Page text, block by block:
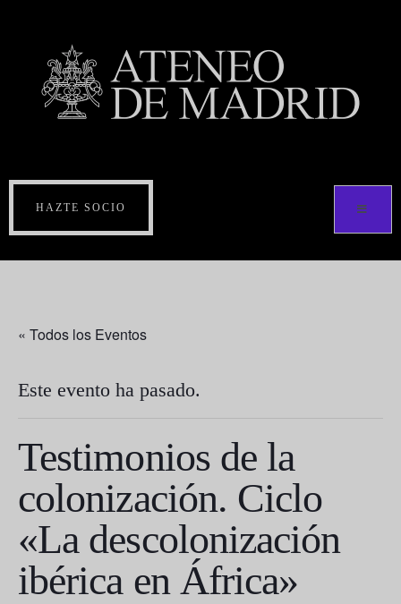
HAZTE SOCIO
« Todos los Eventos
Este evento ha pasado.
Testimonios de la
colonización. Ciclo
«La descolonización
ibérica en África»